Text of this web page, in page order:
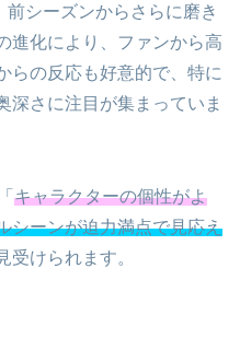
前シーズンからさらに磨き
進化により、ファンから高
らの反応も好意的で、特に
深さに注目が集まっていま
キャラクターの個性がよ
シーンが迫力満点で見応え
受けられます。